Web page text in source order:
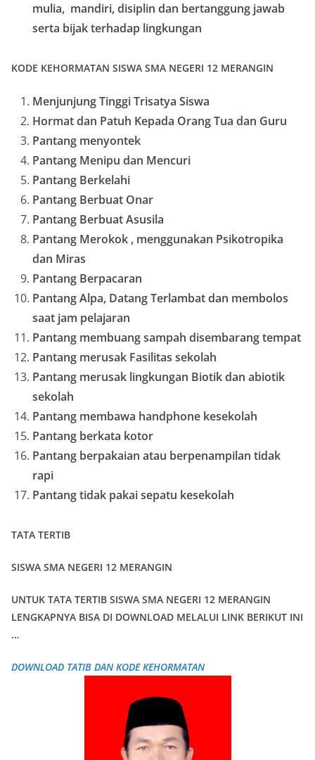
mulia, mandiri, disiplin dan bertanggung jawab
serta bijak terhadap lingkungan
KODE KEHORMATAN SISWA SMA NEGERI 12 MERANGIN
Menjunjung Tinggi Trisatya Siswa
Hormat dan Patuh Kepada Orang Tua dan Guru
Pantang menyontek
Pantang Menipu dan Mencuri
Pantang Berkelahi
Pantang Berbuat Onar
Pantang Berbuat Asusila
Pantang Merokok , menggunakan Psikotropika
dan Miras
Pantang Berpacaran
Pantang Alpa, Datang Terlambat dan membolos
saat jam pelajaran
Pantang membuang sampah disembarang tempat
Pantang merusak Fasilitas sekolah
Pantang merusak lingkungan Biotik dan abiotik
sekolah
Pantang membawa handphone kesekolah
Pantang berkata kotor
Pantang berpakaian atau berpenampilan tidak
rapi
Pantang tidak pakai sepatu kesekolah
TATA TERTIB
SISWA SMA NEGERI 12 MERANGIN
UNTUK TATA TERTIB SISWA SMA NEGERI 12 MERANGIN
LENGKAPNYA BISA DI DOWNLOAD MELALUI LINK BERIKUT INI
…
DOWNLOAD TATIB DAN KODE KEHORMATAN